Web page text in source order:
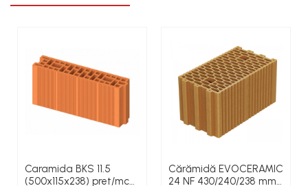
Caramida BKS 11.5
(500x115x238) pret/mc
Cărămidă EVOCERAMIC
24 NF 430/240/238 mm